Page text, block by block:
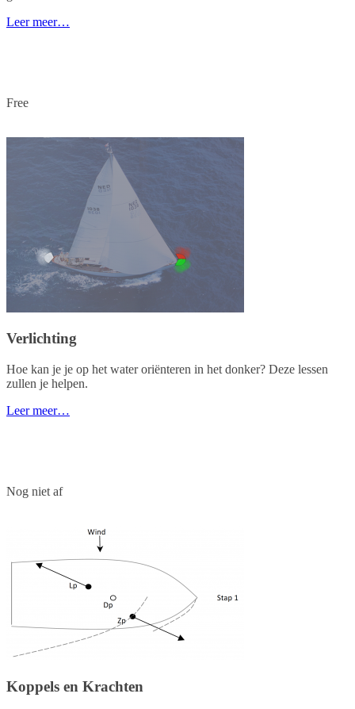
Leer meer…
Free
Verlichting
Hoe kan je je op het water oriënteren in het donker? Deze lessen
zullen je helpen.
Leer meer…
Nog niet af
Koppels en Krachten